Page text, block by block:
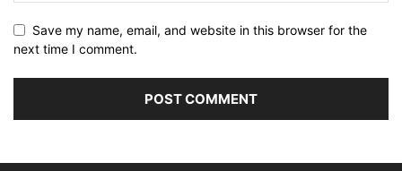
Save my name, email, and website in this browser for the
next time I comment.